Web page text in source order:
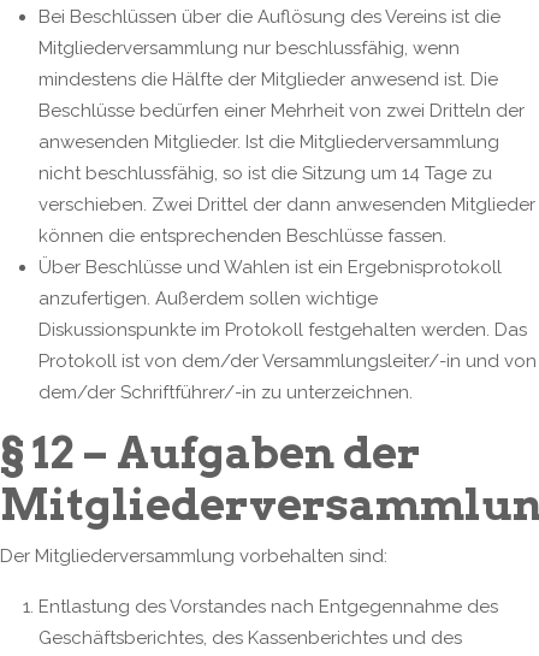
Bei Beschlüssen über die Auflösung des Vereins ist die
Mitgliederversammlung nur beschlussfähig, wenn
mindestens die Hälfte der Mitglieder anwesend ist. Die
Beschlüsse bedürfen einer Mehrheit von zwei Dritteln der
anwesenden Mitglieder. Ist die Mitgliederversammlung
nicht beschlussfähig, so ist die Sitzung um 14 Tage zu
verschieben. Zwei Drittel der dann anwesenden Mitglieder
können die entsprechenden Beschlüsse fassen.
Über Beschlüsse und Wahlen ist ein Ergebnisprotokoll
anzufertigen. Außerdem sollen wichtige
Diskussionspunkte im Protokoll festgehalten werden. Das
Protokoll ist von dem/der Versammlungsleiter/-in und von
dem/der Schriftführer/-in zu unterzeichnen.
§ 12 – Aufgaben der
Der Mitgliederversammlung vorbehalten sind:
Entlastung des Vorstandes nach Entgegennahme des
Geschäftsberichtes, des Kassenberichtes und des